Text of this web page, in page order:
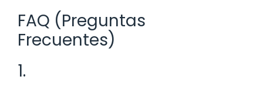
FAQ (Preguntas
Frecuentes)
1.